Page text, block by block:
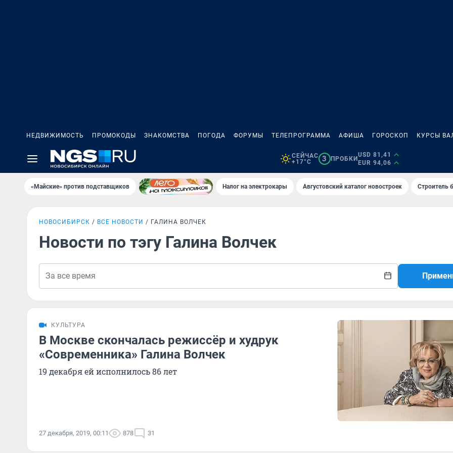
НЕДВИЖИМОСТЬ ПРОМОКОДЫ ЗНАКОМСТВА ПОГОДА ФОРУМЫ ТЕЛЕПРОГРАММА АФИША ГОРОСКОП КУРСЫ
СЕЙЧАС
+17°C
3 ПРОБКИ
USD 81,41
EUR 94,06
«Майские» против подставщиков Налог на электрокары Августовский каталог новостроек Строитель
НОВОСИБИРСК ВСЕ НОВОСТИ ГАЛИНА ВОЛЧЕК
Новости по тэгу Галина Волчек
КУЛЬТУРА
В Москве скончалась режиссёр и худрук
«Современника» Галина Волчек
19 декабря ей исполнилось 86 лет
27 декабря, 2019, 00:11 878 31